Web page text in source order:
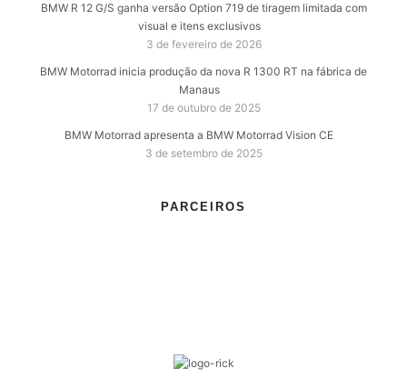
BMW R 12 G/S ganha versão Option 719 de tiragem limitada com
visual e itens exclusivos
3 de fevereiro de 2026
BMW Motorrad inicia produção da nova R 1300 RT na fábrica de
Manaus
17 de outubro de 2025
BMW Motorrad apresenta a BMW Motorrad Vision CE
3 de setembro de 2025
PARCEIROS